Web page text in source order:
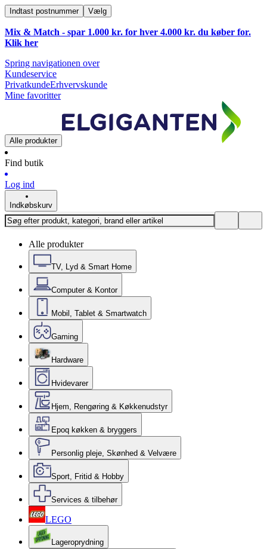
Indtast postnummer Vælg
Mix & Match - spar 1.000 kr. for hver 4.000 kr. du køber for.
Klik her
Spring navigationen over
Kundeservice
PrivatkundeErhvervskunde
Mine favoritter
Alle produkter
Find butik
Log ind
Indkøbskurv
Alle produkter
TV, Lyd & Smart Home
Computer & Kontor
Mobil, Tablet & Smartwatch
Gaming
Hardware
Hvidevarer
Hjem, Rengøring & Køkkenudstyr
Epoq køkken & bryggers
Personlig pleje, Skønhed & Velvære
Sport, Fritid & Hobby
Services & tilbehør
LEGO
Lageroprydning